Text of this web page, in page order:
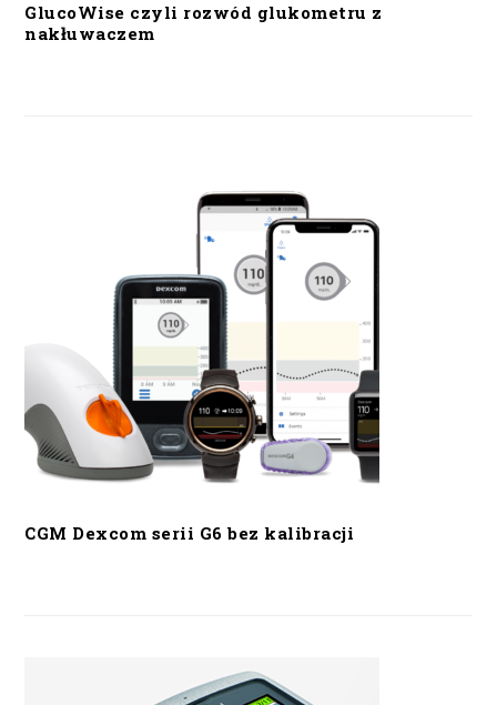
GlucoWise czyli rozwód glukometru z
nakłuwaczem
CGM Dexcom serii G6 bez kalibracji